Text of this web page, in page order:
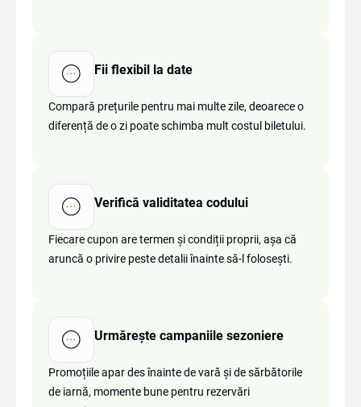
Fii flexibil la date
Compară prețurile pentru mai multe zile, deoarece o
diferență de o zi poate schimba mult costul biletului.
Verifică validitatea codului
Fiecare cupon are termen și condiții proprii, așa că
aruncă o privire peste detalii înainte să-l folosești.
Urmărește campaniile sezoniere
Promoțiile apar des înainte de vară și de sărbătorile
de iarnă, momente bune pentru rezervări